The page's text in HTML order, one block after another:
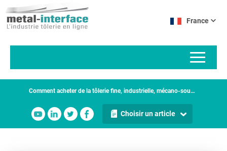
au
contenu
France
Comment acheter de la tôlerie fine, industrielle, mécano-soudure, etc. ?
Choisir un article